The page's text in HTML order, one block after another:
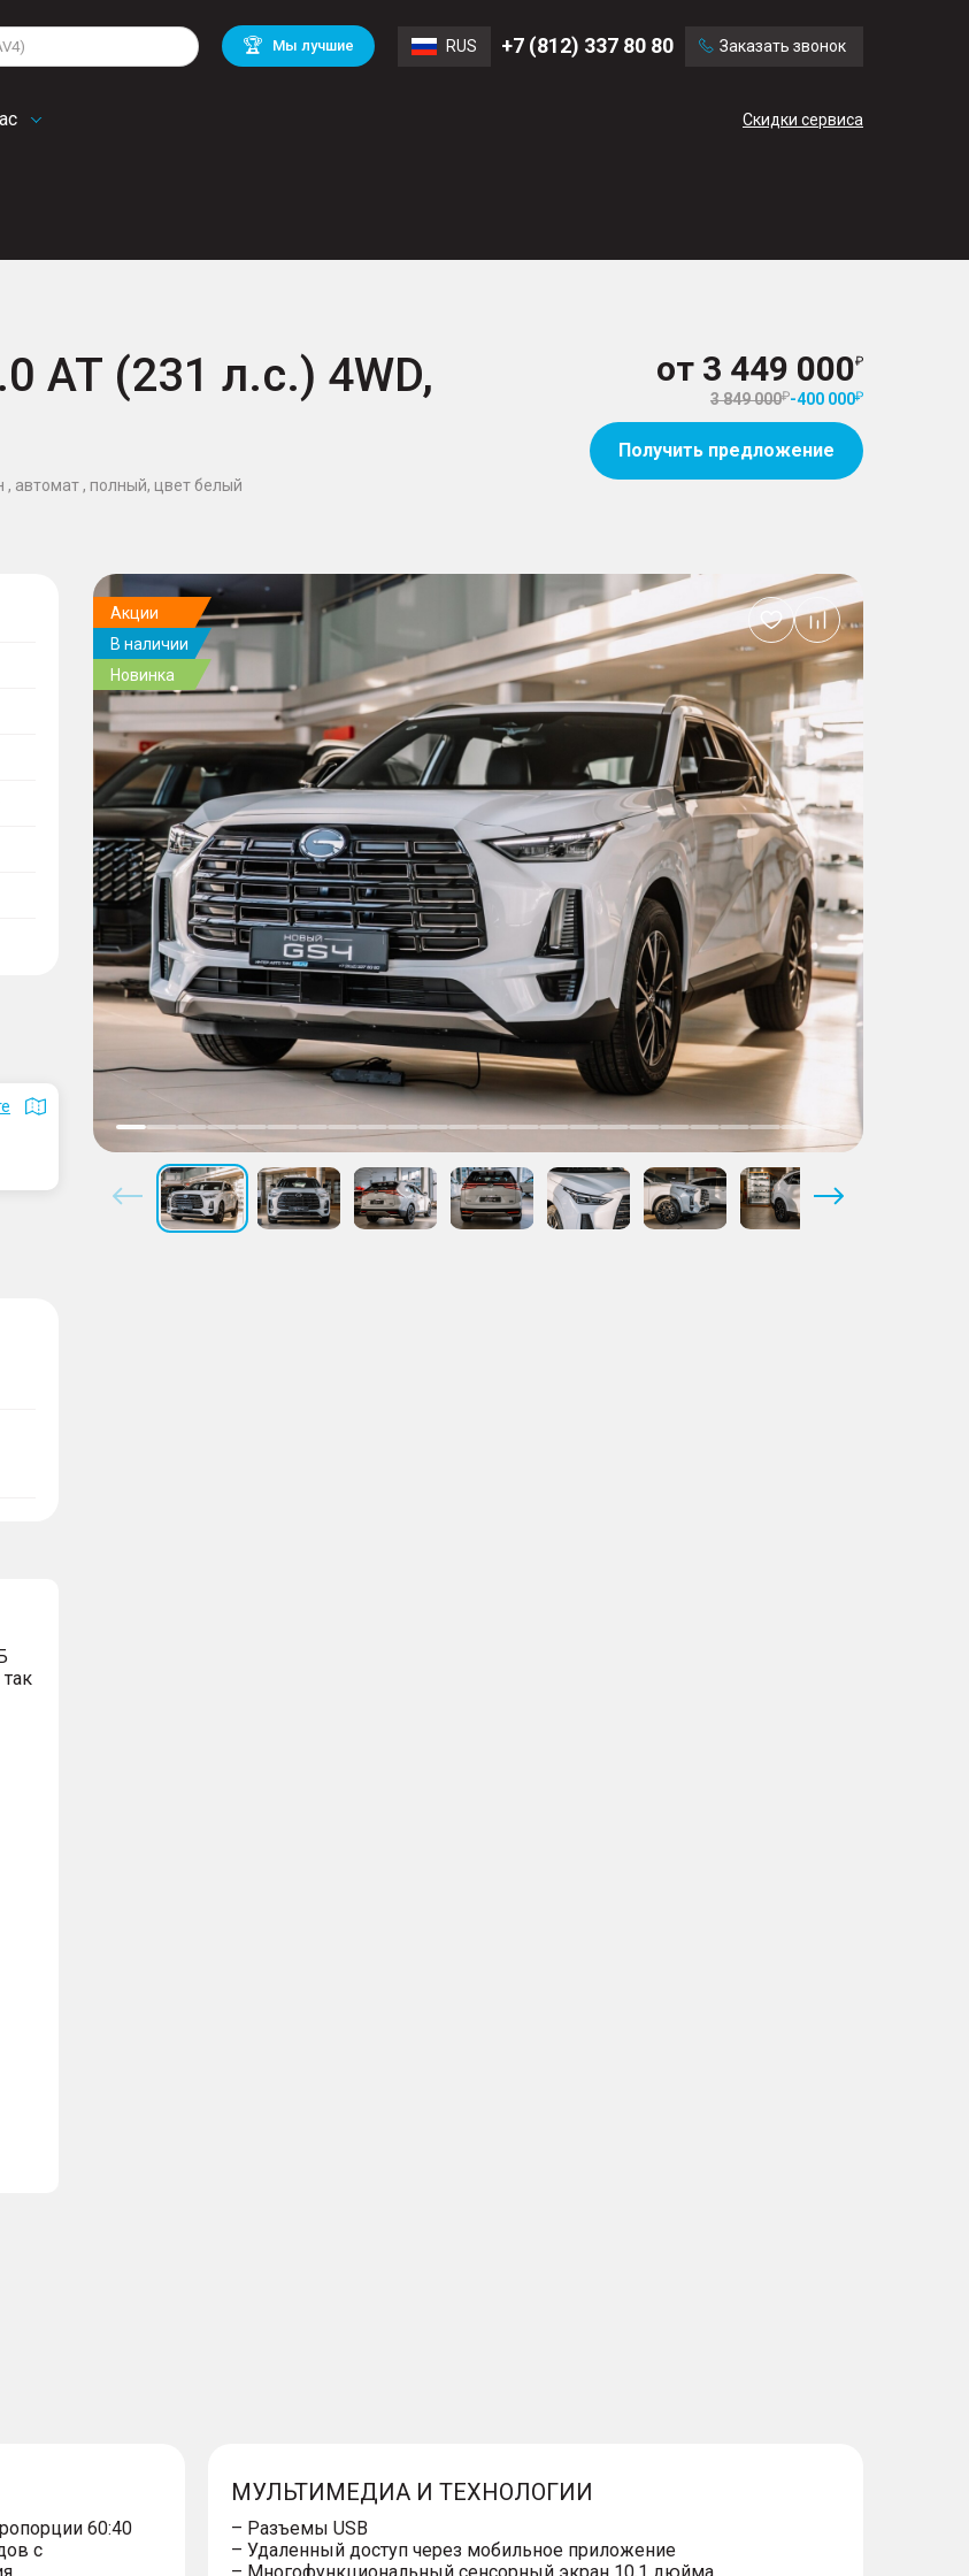
🏆 Мы лучшие RUS +7 (812) 337 80 80 Заказать звонок
Скидки сервиса
Mitsubishi BMW
Chevrolet Mercedes Benz
AT (231 л.с.) 4WD,
, автомат , полный, цвет белый
от 3 449 000
3 849 000 -400 000
Получить предложение
Акции
В наличии
Новинка
Добавить
в
избранное
60:40
с
МУЛЬТИМЕДИА И ТЕХНОЛОГИИ
– Разъемы USB
– Удаленный доступ через мобильное приложение